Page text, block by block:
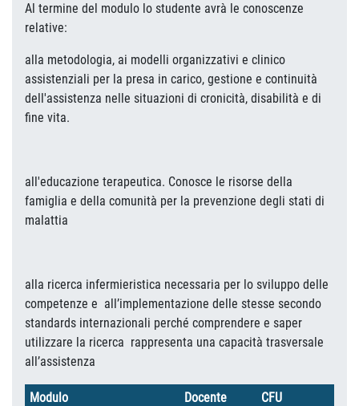
Al termine del modulo lo studente avrà le conoscenze
relative:
alla metodologia, ai modelli organizzativi e clinico
assistenziali per la presa in carico, gestione e continuità
dell'assistenza nelle situazioni di cronicità, disabilità e di
fine vita.
all'educazione terapeutica. Conosce le risorse della
famiglia e della comunità per la prevenzione degli stati di
malattia
alla ricerca infermieristica necessaria per lo sviluppo delle
competenze e all’implementazione delle stesse secondo
standards internazionali perché comprendere e saper
utilizzare la ricerca rappresenta una capacità trasversale
all’assistenza
Modulo Docente
CFU